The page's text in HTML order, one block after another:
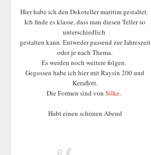
Hier habe ich den Dekoteller maritim gestaltet.
Ich finde es klasse, dass man diesen Teller so
unterschiedlich
gestalten kann. Entweder passend zur Jahreszeit
oder je nach Thema.
Es werden noch weitere folgen.
Gegossen habe ich hier mit Raysin 200 und
Keraflott.
Die Formen sind vonSilke.
Habt einen schönen Abend